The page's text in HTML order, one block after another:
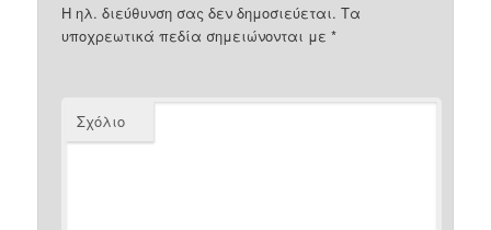
Η ηλ. διεύθυνση σας δεν δημοσιεύεται. Τα
υποχρεωτικά πεδία σημειώνονται με*
Σχόλιο